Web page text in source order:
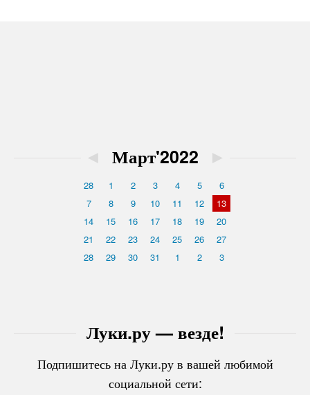
Луки.ру — везде!
Подпишитесь на Луки.ру в вашей любимой
социальной сети:
◄ Март'2022 ►
28 1 2 3 4 5
6
7
8 9 10 11 12
13
14
15 16 17 18 19
20
21
22 23 24 25 26
27
28
29 30 31 1 2 3